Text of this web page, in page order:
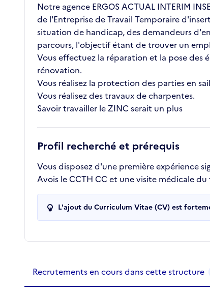
Notre agence ERGOS ACTUAL INTERIM
de l'Entreprise de Travail Temporaire
situation de handicap, des demandeurs
parcours, l'objectif étant de trouver un
Vous effectuez la réparation et la pose
rénovation.
Vous réalisez la protection des parties en
Vous réalisez des travaux de charpentes.
Savoir travailler le ZINC serait un plus
Profil recherché et prérequis
Vous disposez d'une première expérience
Avois le CCTH CC et une visite médicale
L'ajout du Curriculum Vitae (CV) est
Recrutements de la structure
Recrutements en cours dans cette structure